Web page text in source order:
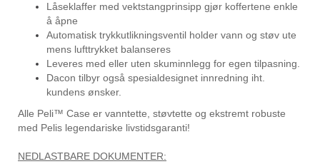
Låseklaffer med vektstangprinsipp gjør koffertene enkle
å åpne
Automatisk trykkutlikningsventil holder vann og støv ute
mens lufttrykket balanseres
Leveres med eller uten skuminnlegg for egen tilpasning.
Dacon tilbyr også spesialdesignet innredning iht.
kundens ønsker.
Alle Peli™ Case er vanntette, støvtette og ekstremt robuste
med Pelis legendariske livstidsgaranti!
NEDLASTBARE DOKUMENTER: